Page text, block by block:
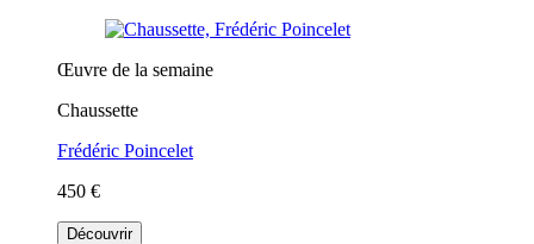
Œuvre de la semaine
Chaussette
Frédéric Poincelet
450 €
Découvrir